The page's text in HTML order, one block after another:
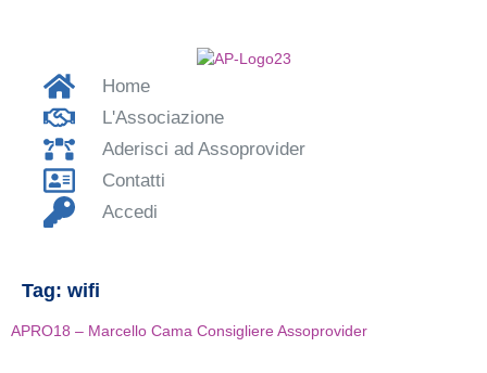
Home
L'Associazione
Aderisci ad Assoprovider
Contatti
Accedi
Tag: wifi
APRO18 – Marcello Cama Consigliere Assoprovider